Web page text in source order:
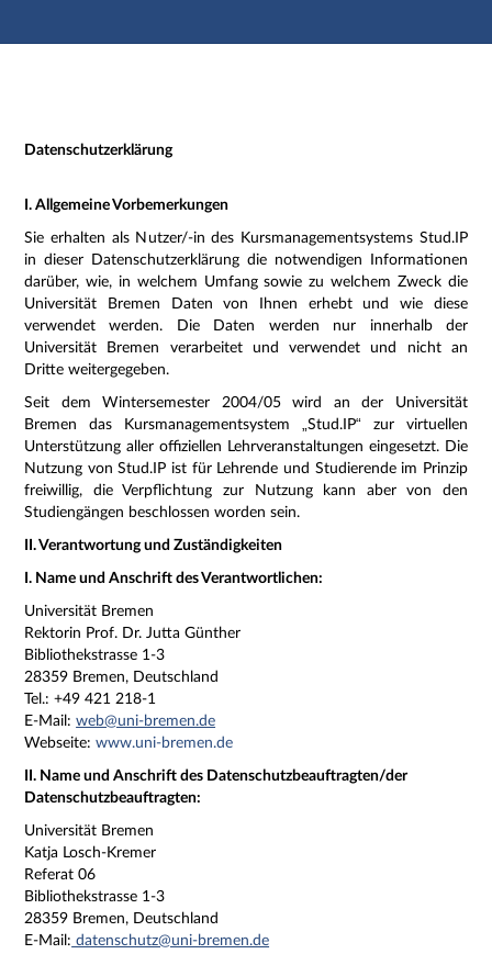
Hauptnavigation
Impressum
Datenschutzerklärung
I. Allgemeine Vorbemerkungen
Sie erhalten als Nutzer/-in des Kursmanagementsystems Stud.IP
in dieser Datenschutzerklärung die notwendigen Informationen
darüber, wie, in welchem Umfang sowie zu welchem Zweck die
Universität Bremen Daten von Ihnen erhebt und wie diese
verwendet werden. Die Daten werden nur innerhalb der
Universität Bremen verarbeitet und verwendet und nicht an
Dritte weitergegeben.
Seit dem Wintersemester 2004/05 wird an der Universität
Bremen das Kursmanagementsystem „Stud.IP“ zur virtuellen
Unterstützung aller offiziellen Lehrveranstaltungen eingesetzt. Die
Nutzung von Stud.IP ist für Lehrende und Studierende im Prinzip
freiwillig, die Verpflichtung zur Nutzung kann aber von den
Studiengängen beschlossen worden sein.
II. Verantwortung und Zuständigkeiten
I. Name und Anschrift des Verantwortlichen:
Universität Bremen
Rektorin Prof. Dr. Jutta Günther
Bibliothekstrasse 1-3
28359 Bremen, Deutschland
Tel.: +49 421 218-1
E-Mail:web@uni-bremen.de
Webseite:www.uni-bremen.de
II. Name und Anschrift des Datenschutzbeauftragten/der
Datenschutzbeauftragten:
Universität Bremen
Katja Losch-Kremer
Referat 06
Bibliothekstrasse 1-3
28359 Bremen, Deutschland
E-Mail: datenschutz@uni-bremen.de